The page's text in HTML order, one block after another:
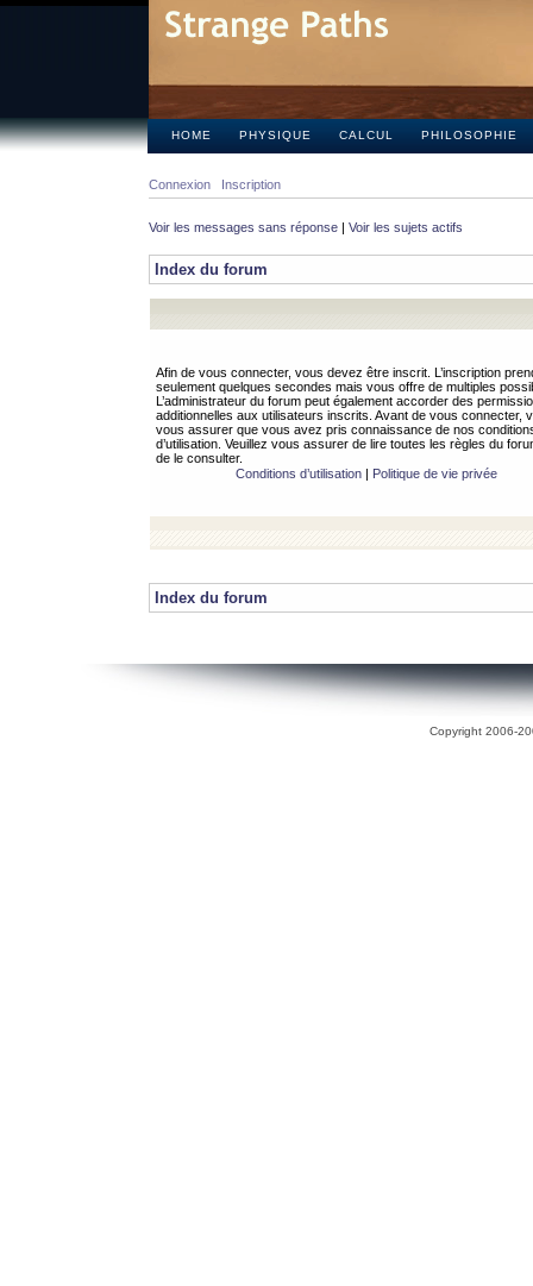
HOME PHYSIQUE CALCUL PHILOSOPHIE
Connexion Inscription
Voir les messages sans réponse | Voir les sujets actifs
Index du forum
Afin de vous connecter, vous devez être inscrit. L’inscription
seulement quelques secondes mais vous offre de multiples
L’administrateur du forum peut également accorder des
additionnelles aux utilisateurs inscrits. Avant de vous connecter,
vous assurer que vous avez pris connaissance de nos
d’utilisation. Veuillez vous assurer de lire toutes les règles du
de le consulter.
Conditions d’utilisation| Politique de vie privée
Index du forum
Copyright 2006-